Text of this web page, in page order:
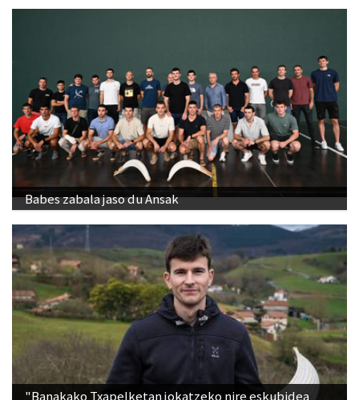
Babes zabala jaso du Ansak
"Banakako Txapelketan jokatzeko nire eskubidea